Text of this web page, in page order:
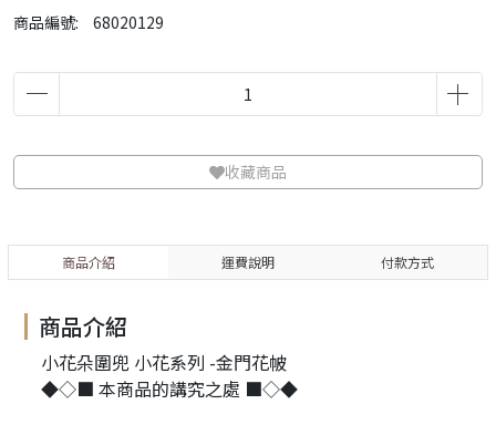
商品編號: 68020129
收藏商品
商品介紹 運費說明 付款方式
商品介紹
小花朵圍兜 小花系列 -金門花帔
◆◇■ 本商品的講究之處 ■◇◆